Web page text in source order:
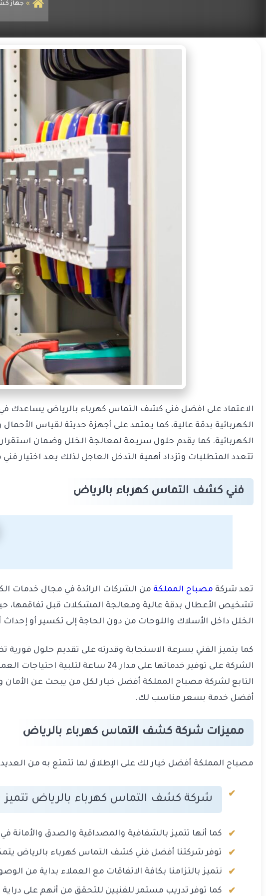
جهاز
الاعتماد على افضل فني كشف التماس كهرباء بالرياض يساعدك في
الكهربائية بدقة عالية، كما يعتمد على أجهزة حديثة لقياس
الكهربائية. كما يقدم حلول سريعة لمعالجة الخلل وضمان استقرار
تتعدد المتطلبات وتزداد أهمية التدخل العاجل لذلك يعد
فني كشف التماس كهرباء بالرياض
تعد شركة مصباح المملكة من الشركات الرائدة في مجال خدمات
تشخيص الأعطال بدقة عالية ومعالجة المشكلات قبل تفاقمها،
الخلل داخل الأسلاك واللوحات من دون الحاجة إلى تكسير أو إحداث
كما يتميز الفني بسرعة الاستجابة وقدرته على تقديم حلول فورية
الشركة على توفير خدماتها على
التابع لشركة مصباح المملكة أفضل خيار لكل من يبحث عن الأمان
أفضل خدمة بسعر مناسب لك.
مميزات شركة كشف التماس كهرباء بالرياض
مصباح المملكة أفضل خيار لك على الإطلاق لما تتمتع به من
شركة كشف التماس كهرباء بالرياض تتميز
كما أنها تتميز بالشفافية والمصداقية والصدق والأمانة
توفر شركتنا أفضل فني كشف التماس كهرباء بالرياض
نتميز بالتزامنا بكافة الاتفاقات مع العملاء بداية من
كما توفر تدريب مستمر للفنيين للتحقق من أنهم على